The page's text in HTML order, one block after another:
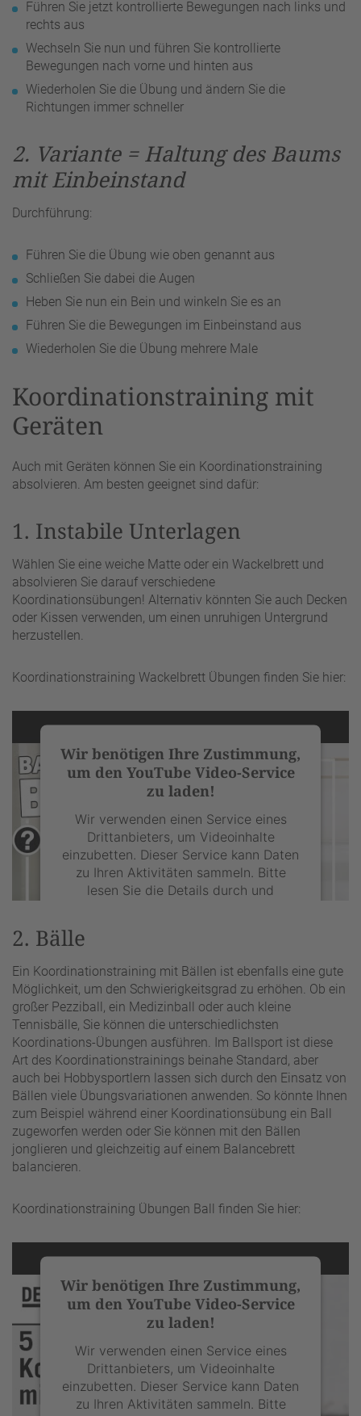
Führen Sie jetzt kontrollierte Bewegungen nach links und
rechts aus
Wechseln Sie nun und führen Sie kontrollierte
Bewegungen nach vorne und hinten aus
Wiederholen Sie die Übung und ändern Sie die
Richtungen immer schneller
2. Variante = Haltung des Baums
mit Einbeinstand
Durchführung:
Führen Sie die Übung wie oben genannt aus
Schließen Sie dabei die Augen
Heben Sie nun ein Bein und winkeln Sie es an
Führen Sie die Bewegungen im Einbeinstand aus
Wiederholen Sie die Übung mehrere Male
Koordinationstraining mit
Geräten
Auch mit Geräten können Sie ein Koordinationstraining
absolvieren. Am besten geeignet sind dafür:
1. Instabile Unterlagen
Wählen Sie eine weiche Matte oder ein Wackelbrett und
absolvieren Sie darauf verschiedene
Koordinationsübungen! Alternativ könnten Sie auch Decken
oder Kissen verwenden, um einen unruhigen Untergrund
herzustellen.
Koordinationstraining Wackelbrett Übungen finden Sie hier:
Wir benötigen Ihre Zustimmung,
um den YouTube Video-Service
zu laden!
Wir verwenden einen Service eines
Drittanbieters, um Videoinhalte
einzubetten. Dieser Service kann Daten
zu Ihren Aktivitäten sammeln. Bitte
lesen Sie die Details durch und
Mehr Informationen
Akzeptieren
powered byUsercentrics Consent
Management Platform&eRecht24
2. Bälle
Ein Koordinationstraining mit Bällen ist ebenfalls eine gute
Möglichkeit, um den Schwierigkeitsgrad zu erhöhen. Ob ein
großer Pezziball, ein Medizinball oder auch kleine
Tennisbälle, Sie können die unterschiedlichsten
Koordinations-Übungen ausführen. Im Ballsport ist diese
Art des Koordinationstrainings beinahe Standard, aber
auch bei Hobbysportlern lassen sich durch den Einsatz von
Bällen viele Übungsvariationen anwenden. So könnte Ihnen
zum Beispiel während einer Koordinationsübung ein Ball
zugeworfen werden oder Sie können mit den Bällen
jonglieren und gleichzeitig auf einem Balancebrett
balancieren.
Koordinationstraining Übungen Ball finden Sie hier:
Wir benötigen Ihre Zustimmung,
um den YouTube Video-Service
zu laden!
Wir verwenden einen Service eines
Drittanbieters, um Videoinhalte
einzubetten. Dieser Service kann Daten
zu Ihren Aktivitäten sammeln. Bitte